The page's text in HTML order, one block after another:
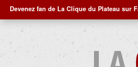
Devenez fan de La Clique du Plateau sur